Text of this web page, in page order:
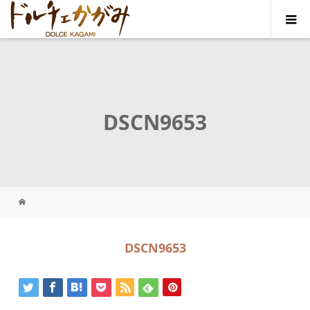
DSCN9653
DSCN9653